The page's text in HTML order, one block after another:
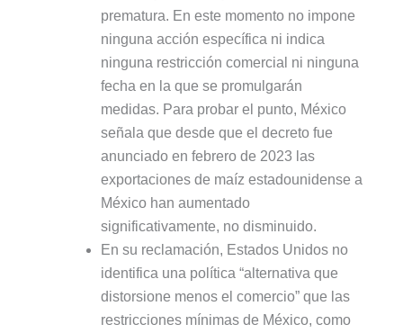
prematura. En este momento no impone
ninguna acción específica ni indica
ninguna restricción comercial ni ninguna
fecha en la que se promulgarán
medidas. Para probar el punto, México
señala que desde que el decreto fue
anunciado en febrero de 2023 las
exportaciones de maíz estadounidense a
México han aumentado
significativamente, no disminuido.
En su reclamación, Estados Unidos no
identifica una política “alternativa que
distorsione menos el comercio” que las
restricciones mínimas de México, como